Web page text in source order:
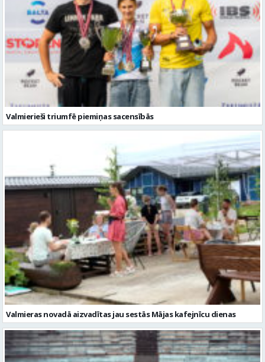
Valmierieši triumfē piemiņas sacensībās
Valmieras novadā aizvadītas jau sestās Mājas kafejnīcu dienas